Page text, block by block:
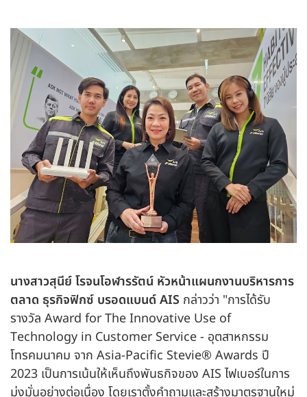
นางสาวสุนีย์ โรจนโอฬารรัตน์ หัวหน้าแผนกงานบริหารการ
ตลาด ธุรกิจฟิกซ์ บรอดแบนด์ AIS กล่าวว่า "การได้รับ
รางวัล Award for The Innovative Use of
Technology in Customer Service - อุตสาหกรรม
โทรคมนาคม จาก Asia-Pacific Stevie® Awards ปี
2023 เป็นการเน้นให้เห็นถึงพันธกิจของ AIS ไฟเบอร์ในการ
มุ่งมั่นอย่างต่อเนื่อง โดยเราตั้งคำถามและสร้างมาตรฐานใหม่